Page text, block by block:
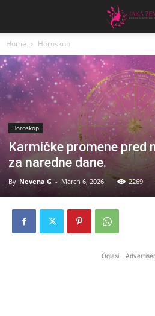
Home Horoskop
Horoskop
Karmičke promene pred
za naredne dane.
By Nevena G - March 6, 2026 2269
Oglasi -